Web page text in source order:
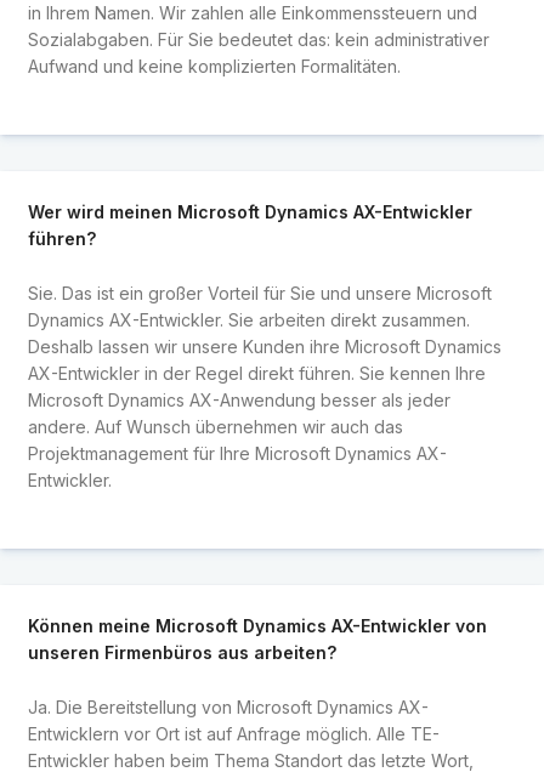
in Ihrem Namen. Wir zahlen alle Einkommenssteuern und
Sozialabgaben. Für Sie bedeutet das: kein administrativer
Aufwand und keine komplizierten Formalitäten.
Wer wird meinen Microsoft Dynamics AX-Entwickler
führen?
Sie. Das ist ein großer Vorteil für Sie und unsere Microsoft
Dynamics AX-Entwickler. Sie arbeiten direkt zusammen.
Deshalb lassen wir unsere Kunden ihre Microsoft Dynamics
AX-Entwickler in der Regel direkt führen. Sie kennen Ihre
Microsoft Dynamics AX-Anwendung besser als jeder
andere. Auf Wunsch übernehmen wir auch das
Projektmanagement für Ihre Microsoft Dynamics AX-
Entwickler.
Können meine Microsoft Dynamics AX-Entwickler von
unseren Firmenbüros aus arbeiten?
Ja. Die Bereitstellung von Microsoft Dynamics AX-
Entwicklern vor Ort ist auf Anfrage möglich. Alle TE-
Entwickler haben beim Thema Standort das letzte Wort,